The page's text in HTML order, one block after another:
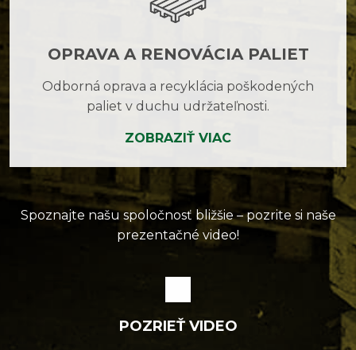
OPRAVA A RENOVÁCIA PALIET
Odborná oprava a recyklácia poškodených
paliet v duchu udržateľnosti.
ZOBRAZIŤ VIAC
Spoznajte našu spoločnosť bližšie – pozrite si naše
prezentačné video!
POZRIEŤ VIDEO